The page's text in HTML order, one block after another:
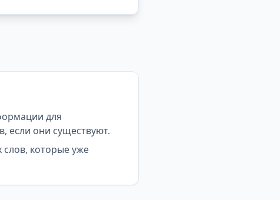
для
если они существуют.
которые уже